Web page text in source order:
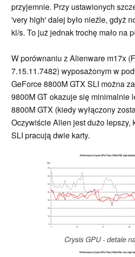
przyjemnie. Przy ustawionych
'very high' dalej było nieźle, gdyż
kl/s. To już jednak trochę mało na
W porównaniu z Alienware m17x
7.15.11.7482) wyposażonym w
GeForce 8800M GTX SLI można
9800M GT okazuje się minimalnie
8800M GTX (kiedy wyłączony
Oczywiście Alien jest dużo lepszy,
SLI pracują dwie karty.
Crysis GPU - detale